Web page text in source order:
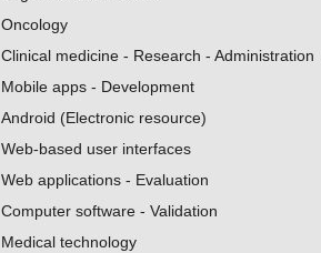
Oncology
Clinical medicine - Research - Administration
Mobile apps - Development
Android (Electronic resource)
Web-based user interfaces
Web applications - Evaluation
Computer software - Validation
Medical technology